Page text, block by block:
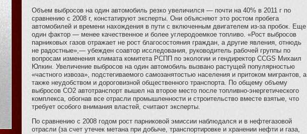
Объем выбросов на один автомобиль резко увеличился — почти на 40% в 2011 г по
сравнению с 2008 г, констатируют эксперты. Они объясняют это ростом пробега
автомобилей и времени нахождения в пути с включенным двигателем из-за пробок. Еще
один фактор — менее качественное и более углеродоемкое топливо. «Рост выбросов
парниковых газов отражает не рост благосостояния граждан, а другие явления, отнюдь
не радостные»,— убежден соавтор исследования, руководитель рабочей группы по
вопросам изменения климата комитета РСПП по экологии и гендиректор CCGS Михаил
Юлкин. Увеличение выбросов на один автомобиль вызвано растущей популярностью
«частного извоза», подстегиваемого самозанятостью населения и притоком мигрантов, а
также неудобством и дороговизной общественного транспорта. По общему объему
выбросов СО2 автотранспорт вышел на второе место после топливно-энергетического
комплекса, обогнав все отрасли промышленности и строительство вместе взятые, что
требует особого внимания властей, считают эксперты.
По сравнению с 2008 годом рост парниковой эмиссии наблюдался и в нефтегазовой
отрасли (за счет утечек метана при добыче, транспортировке и хранении нефти и газа,